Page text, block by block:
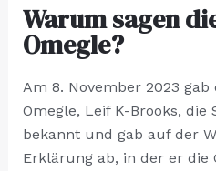
Warum sagen
Omegle?
Am 8. November 2023
Omegle, Leif K-Brooks, die
bekannt und gab auf der
Erklärung ab, in der er die